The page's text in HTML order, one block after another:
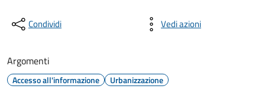
Condividi Vedi azioni
Argomenti
Accesso all'informazione Urbanizzazione